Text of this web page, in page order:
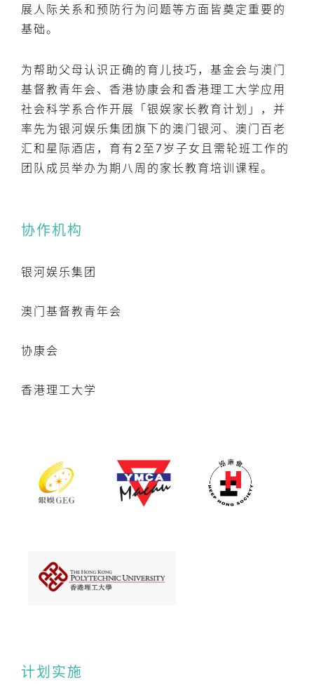
展人际关系和预防行为问题等方面皆奠定重要的
基础。
为帮助父母认识正确的育儿技巧，基金会与澳门
基督教青年会、香港协康会和香港理工大学应用
社会科学系合作开展「银娱家长教育计划」，并
率先为银河娱乐集团旗下的澳门银河、澳门百老
汇和星际酒店，育有2至7岁子女且需轮班工作的
团队成员举办为期八周的家长教育培训课程。
协作机构
银河娱乐集团
澳门基督教青年会
协康会
香港理工大学
计划实施